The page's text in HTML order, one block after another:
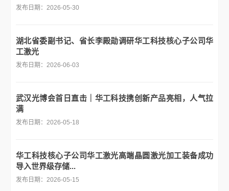
发布日期：2026-05-30
湖北省委副书记、省长李殿勋调研华工科技核心子公司华
工激光
发布日期：2026-06-03
武汉光博会首日直击｜华工科技携创新产品亮相，人气拉
满
发布日期：2026-05-18
华工科技核心子公司华工激光高端晶圆激光加工装备成功
导入世界级存储...
发布日期：2026-05-15